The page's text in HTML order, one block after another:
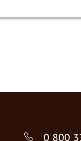
0 800